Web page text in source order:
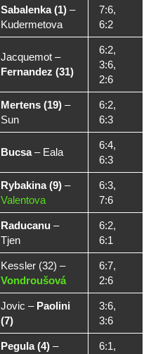
Sabalenka (1) –
Kudermetova
7:6,
6:2
Jacquemot –
Fernandez (31)
6:2,
3:6,
2:6
Mertens (19) –
Sun
6:2,
6:3
Bucsa– Eala
6:4,
6:3
Rybakina (9) –
Valentova
6:3,
7:6
Raducanu –
Tjen
6:2,
6:1
Kessler (32) –
Vondroušová
6:7,
2:6
Jovic – Paolini
(7)
3:6,
3:6
Pegula (4) –
6:1,